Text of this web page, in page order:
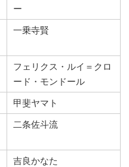
ー
一乗寺賢
フェリクス・ルイ＝クロ
ード・モンドール
甲斐ヤマト
二条佐斗流
吉良かなた